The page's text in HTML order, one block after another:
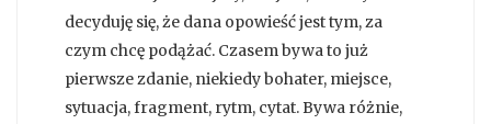
decyduję się, że dana opowieść jest tym, za
czym chcę podążać. Czasem bywa to już
pierwsze zdanie, niekiedy bohater, miejsce,
sytuacja, fragment, rytm, cytat. Bywa różnie,